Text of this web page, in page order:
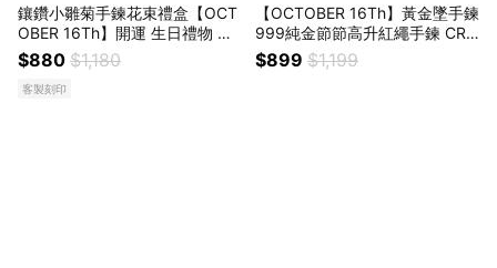
鑲鑽小雛菊手鍊花束禮盒【OCT
OBER 16Th】開運 生日禮物 閨
蜜禮物 情人節禮物 女友禮物 交
換禮物 純銀手鍊 客製化禮物 AU
G 6
$880 $1,180
客製刻印
【OCTOBER 16Th】黃金墜手鍊
999純金節節高升紅繩手鍊 CRY
1340 開運 生日禮物 閨蜜禮物
情人節禮物 女友禮物 交換禮物
$899 $1,199